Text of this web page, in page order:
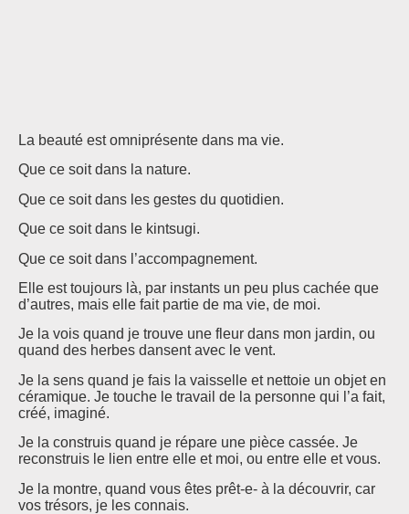
La beauté est omniprésente dans ma vie.
Que ce soit dans la nature.
Que ce soit dans les gestes du quotidien.
Que ce soit dans le kintsugi.
Que ce soit dans l’accompagnement.
Elle est toujours là, par instants un peu plus cachée que
d’autres, mais elle fait partie de ma vie, de moi.
Je la vois quand je trouve une fleur dans mon jardin, ou
quand des herbes dansent avec le vent.
Je la sens quand je fais la vaisselle et nettoie un objet en
céramique. Je touche le travail de la personne qui l’a fait,
créé, imaginé.
Je la construis quand je répare une pièce cassée. Je
reconstruis le lien entre elle et moi, ou entre elle et vous.
Je la montre, quand vous êtes prêt-e- à la découvrir, car
vos trésors, je les connais.